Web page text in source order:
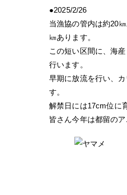
●2025/2/26
当漁協の管内は約20
㎞あります。
この短い区間に、海
行います。
早期に放流を行い、
す。
解禁日には17cm位に
皆さん今年は都留の